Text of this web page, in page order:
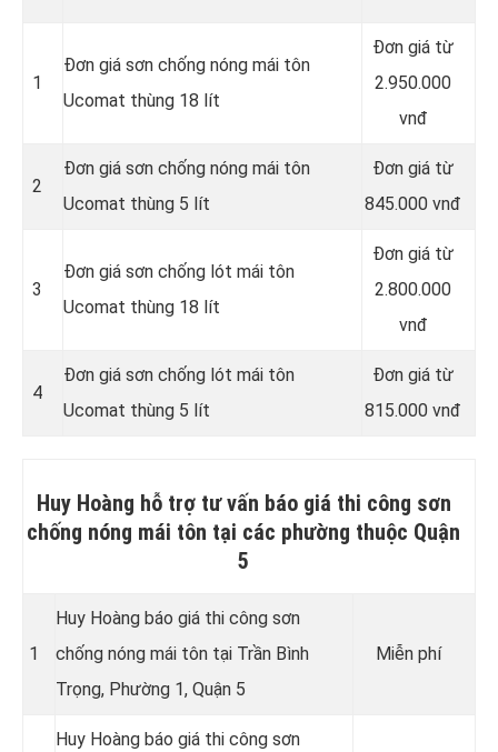
1
Đơn giá sơn chống nóng mái tôn
Ucomat thùng 18 lít
Đơn giá từ
2.950.000
vnđ
2
Đơn giá sơn chống nóng mái tôn
Ucomat thùng 5 lít
Đơn giá từ
845.000 vnđ
3
Đơn giá sơn chống lót mái tôn
Ucomat thùng 18 lít
Đơn giá từ
2.800.000
vnđ
4
Đơn giá sơn chống lót mái tôn
Ucomat thùng 5 lít
Đơn giá từ
815.000 vnđ
Huy Hoàng hỗ trợ tư vấn báo giá thi công sơn
chống nóng mái tôn tại các phường thuộc Quận
5
1
Huy Hoàng báo giá thi công sơn
chống nóng mái tôn tại Trần Bình
Trọng, Phường 1, Quận 5
Miễn phí
Huy Hoàng báo giá thi công sơn